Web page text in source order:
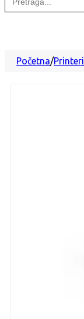
for:
Početna/Printeri